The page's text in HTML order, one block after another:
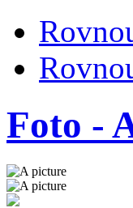
Foto -